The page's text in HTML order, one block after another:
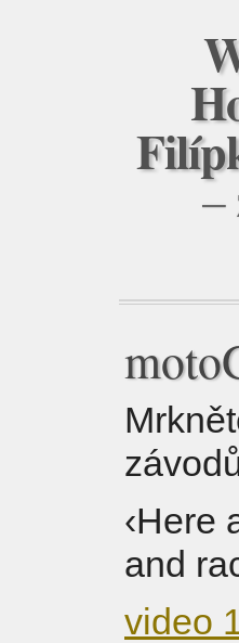
–
‹Here
and
video